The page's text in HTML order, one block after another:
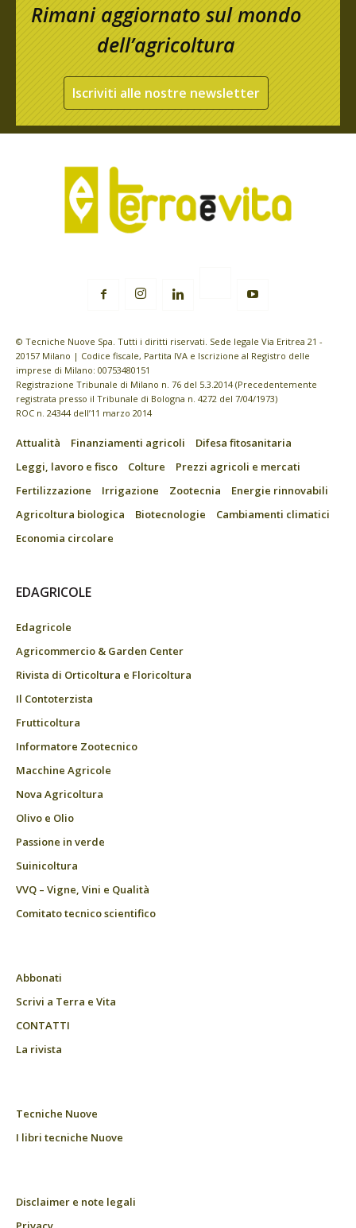
Rimani aggiornato sul mondo
dell’agricoltura
Iscriviti alle nostre newsletter
© Tecniche Nuove Spa. Tutti i diritti riservati. Sede legale Via Eritrea 21 -
20157 Milano | Codice fiscale, Partita IVA e Iscrizione al Registro delle
imprese di Milano: 00753480151
Registrazione Tribunale di Milano n. 76 del 5.3.2014 (Precedentemente
registrata presso il Tribunale di Bologna n. 4272 del 7/04/1973)
ROC n. 24344 dell’11 marzo 2014
Attualità Finanziamenti agricoli
Difesa fitosanitaria
Leggi, lavoro e fisco
Colture
Prezzi agricoli e mercati
Fertilizzazione
Irrigazione Zootecnia
Energie rinnovabili
Agricoltura biologica
Biotecnologie
Cambiamenti climatici
Economia circolare
EDAGRICOLE
Edagricole
Agricommercio & Garden Center
Rivista di Orticoltura e Floricoltura
Il Contoterzista
Frutticoltura
Informatore Zootecnico
Macchine Agricole
Nova Agricoltura
Olivo e Olio
Passione in verde
Suinicoltura
VVQ – Vigne, Vini e Qualità
Comitato tecnico scientifico
Abbonati
Scrivi a Terra e Vita
CONTATTI
La rivista
Tecniche Nuove
I libri tecniche Nuove
Disclaimer e note legali